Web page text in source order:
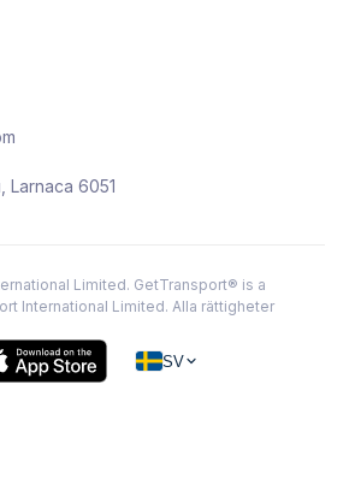
Larnaca 6051
Limited. GetTransport® is a
International Limited. Alla rättigheter
SV